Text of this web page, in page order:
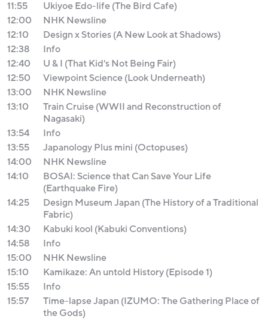
11:55
Ukiyoe Edo-life (The Bird Cafe)
12:00
NHK Newsline
12:10
Design x Stories (A New Look at Shadows)
12:38
Info
12:40
U & I (That Kid's Not Being Fair)
12:50
Viewpoint Science (Look Underneath)
13:00
NHK Newsline
13:10
Train Cruise (WWII and Reconstruction of
Nagasaki)
13:54
Info
13:55
Japanology Plus mini (Octopuses)
14:00
NHK Newsline
14:10
BOSAI: Science that Can Save Your Life
(Earthquake Fire)
14:25
Design Museum Japan (The History of a Traditional
Fabric)
14:30
Kabuki kool (Kabuki Conventions)
14:58
Info
15:00
NHK Newsline
15:10
Kamikaze: An untold History (Episode 1)
15:55
Info
15:57
Time-lapse Japan (IZUMO: The Gathering Place of
the Gods)